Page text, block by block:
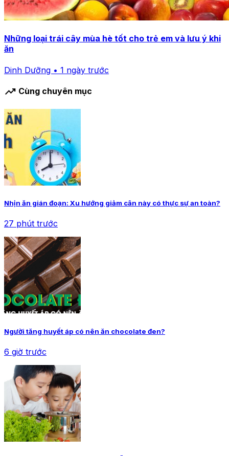
Những loại trái cây mùa hè tốt cho trẻ em và lưu ý khi
ăn
Dinh Dưỡng • 1 ngày trước
trending_up Cùng chuyên mục
Nhịn ăn gián đoạn: Xu hướng giảm cân này có thực sự an toàn?
27 phút trước
Người tăng huyết áp có nên ăn chocolate đen?
6 giờ trước